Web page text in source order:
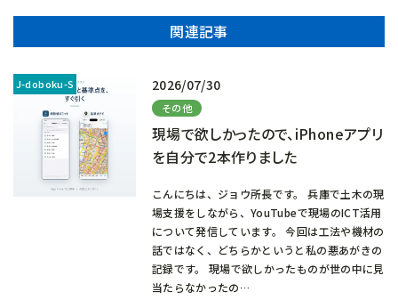
関連記事
2026/07/30
その他
現場で欲しかったので、iPhoneアプリ
を自分で2本作りました
こんにちは、ジョウ所長です。 兵庫で土木の現
場支援をしながら、YouTubeで現場のICT活用
について発信しています。 今回は工法や機材の
話ではなく、どちらかというと私の悪あがきの
記録です。 現場で欲しかったものが世の中に見
当たらなかったの…